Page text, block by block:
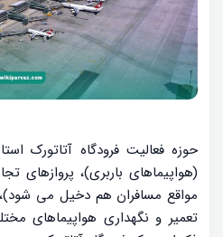
حوزه فعالیت فرودگاه آتاتورک
(هواپیماهای باربری)، پروازهای
مواقع مسافران هم دخیل می
تعمیر و نگهداری هواپیماهای